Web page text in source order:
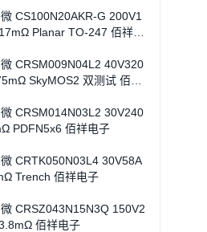
CS100N20AKR-G 200V1
Planar TO-247 佰祥电
CRSM009N04L2 40V320
SkyMOS2 双测试 佰祥
CRSM014N03L2 30V240
A1mΩ PDFN5x6 佰祥电子
CRTK050N03L4 30V58A
Trench 佰祥电子
CRSZ043N15N3Q 150V2
佰祥电子